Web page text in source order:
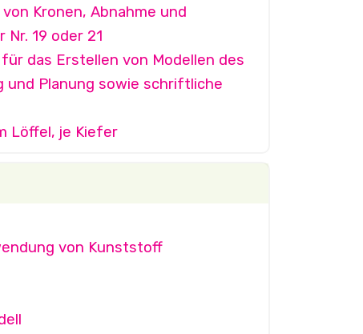
Kronen, Abnahme und
19 oder 21
das Erstellen von Modellen des
und Planung sowie schriftliche
Löffel, je Kiefer
von Kunststoff